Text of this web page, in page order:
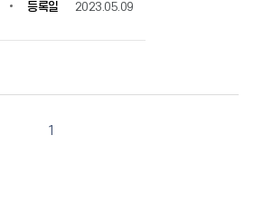
등록일 2023.05.09
1